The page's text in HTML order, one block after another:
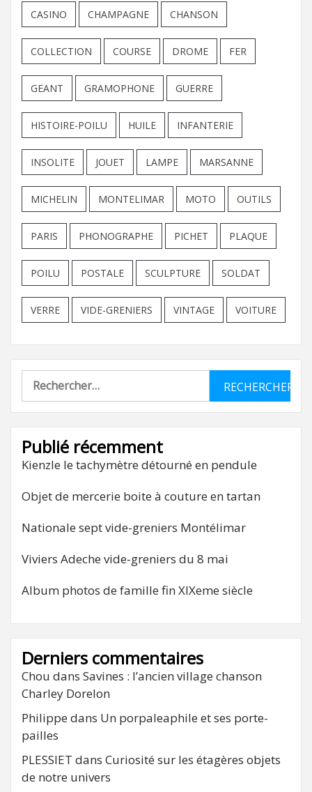
CASINO CHAMPAGNE CHANSON
COLLECTION COURSE DROME FER
GEANT GRAMOPHONE GUERRE
HISTOIRE-POILU HUILE INFANTERIE
INSOLITE JOUET LAMPE MARSANNE
MICHELIN MONTELIMAR MOTO OUTILS
PARIS PHONOGRAPHE PICHET PLAQUE
POILU POSTALE SCULPTURE SOLDAT
VERRE VIDE-GRENIERS VINTAGE VOITURE
Rechercher :
Publié récemment
Kienzle le tachymètre détourné en pendule
Objet de mercerie boite à couture en tartan
Nationale sept vide-greniers Montélimar
Viviers Adeche vide-greniers du 8 mai
Album photos de famille fin XIXeme siècle
Derniers commentaires
Chou dans Savines : l’ancien village chanson
Charley Dorelon
Philippe dans Un porpaleaphile et ses porte-
pailles
PLESSIET dans Curiosité sur les étagères objets
de notre univers